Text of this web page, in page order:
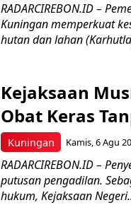
RADARCIREBON.ID –
Kuningan memperkuat
hutan dan lahan
Kuningan
Kejaksaan
Obat Keras
Kamis, 6 Agu
RADARCIREBON.ID –
putusan pengadilan.
hukum, Kejaksaan